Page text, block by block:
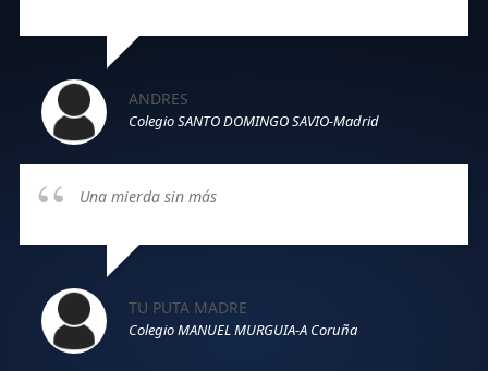
ANDRES
Colegio SANTO DOMINGO SAVIO-Madrid
Una mierda sin más
TU PUTA MADRE
Colegio MANUEL MURGUIA-A Coruña